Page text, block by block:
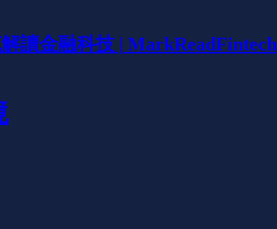
讀金融科技 | MarkReadFintech